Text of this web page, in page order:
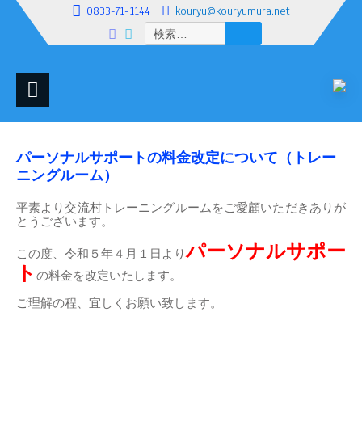
0833-71-1144
kouryu@kouryumura.net
検
索:
パーソナルサポートの料金改定について（トレー
ニングルーム）
平素より交流村トレーニングルームをご愛顧いただきありが
とうございます。
この度、令和５年４月１日よりパーソナルサポー
ト の料金を改定いたします。
ご理解の程、宜しくお願い致します。